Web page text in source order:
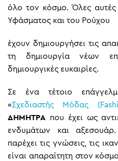
όλο τον κόσμο. Όλες
Υφάσματος και του Ρούχου
έχουν δημιουργήσει τις
τη δημιουργία νέων
δημιουργικές ευκαιρίες.
Σε ένα τέτοιο
«Σχεδιαστής Μόδας
ΔΗΜΗΤΡΑ που έχει ως
ενδυμάτων και
παρέχει τις γνώσεις, τις
είναι απαραίτητη στον